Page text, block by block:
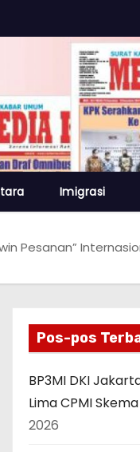
Imigrasi
Pesanan”
Pos-pos
BP3MI DKI
Lima CPMI
2026